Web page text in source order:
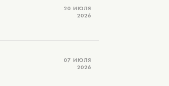
20 ИЮЛЯ
2026
07 ИЮЛЯ
2026